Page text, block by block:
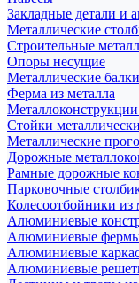
Закладные детали и
Металлические
Строительные
Опоры несущие
Металлические балки
Ферма из металла
Стойки
Металлические
Дорожные
Рамные дорожные
Парковочные
Колесоотбойники из
Алюминиевые
Алюминиевые
Алюминиевые
Алюминиевые